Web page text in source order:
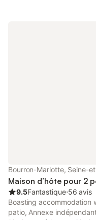
Bourron-Marlotte, Seine-
Maison d’hôte pour 2
9.5Fantastique⋅56 avis
Boasting accommodation
patio, Annexe